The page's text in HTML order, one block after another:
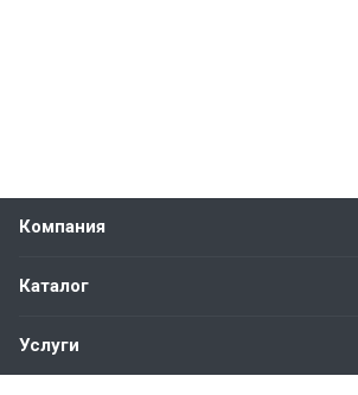
Компания
Каталог
Услуги